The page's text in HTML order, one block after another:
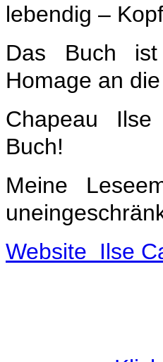
lebendig –
Das Buch
Homage an
Chapeau
Buch!
Meine
Website Ilse